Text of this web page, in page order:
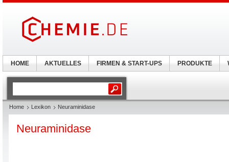
Home Lexikon Neuraminidase
Neuraminidase
HOME AKTUELLES FIRMEN & START-UPS PRODUKTE